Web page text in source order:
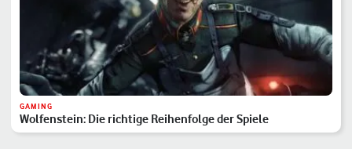
GAMING
Wolfenstein: Die richtige Reihenfolge der Spiele